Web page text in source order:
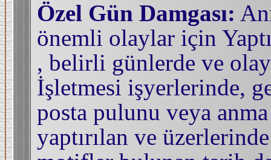
Özel Gün Damgası:
önemli olaylar için
, belirli günlerde ve
İşletmesi işyerlerinde,
posta pulunu veya
yaptırılan ve